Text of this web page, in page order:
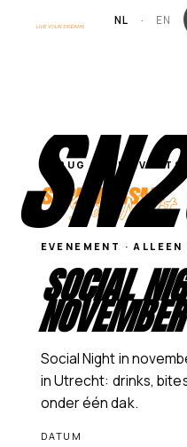
NL · EN
TERUG NAAR EVENTS
EVENEMENT ·ALLEEN
SOCIAL
Social Night in
in Utrecht: drinks,
onder één dak.
DATUM